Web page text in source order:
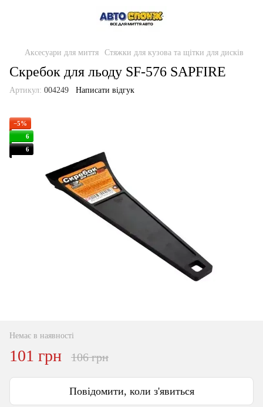
Аксесуари для миття Стяжки для кузова та щітки для дисків
Скребок для льоду SF-576 SAPFIRE
Артикул: 004249 Написати відгук
−5%
6
6
Немає в наявності
101 грн 106 грн
Повідомити, коли з'явиться